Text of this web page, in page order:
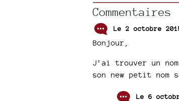
Commentaires
Le 2 octobre
Bonjour,
J’ai trouver un
son new petit nom
Le 6